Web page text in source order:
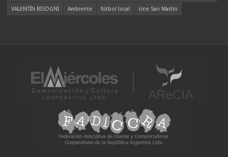
VALENTÍN BISOGNI
Ambiente fútbol local cine San Martín